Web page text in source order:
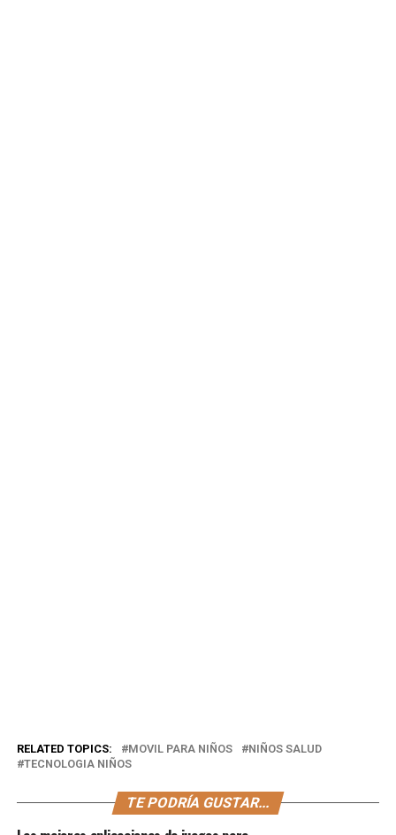
RELATED TOPICS: MOVIL PARA NIÑOS
NIÑOS SALUD
TECNOLOGIA NIÑOS
TE PODRÍA GUSTAR...